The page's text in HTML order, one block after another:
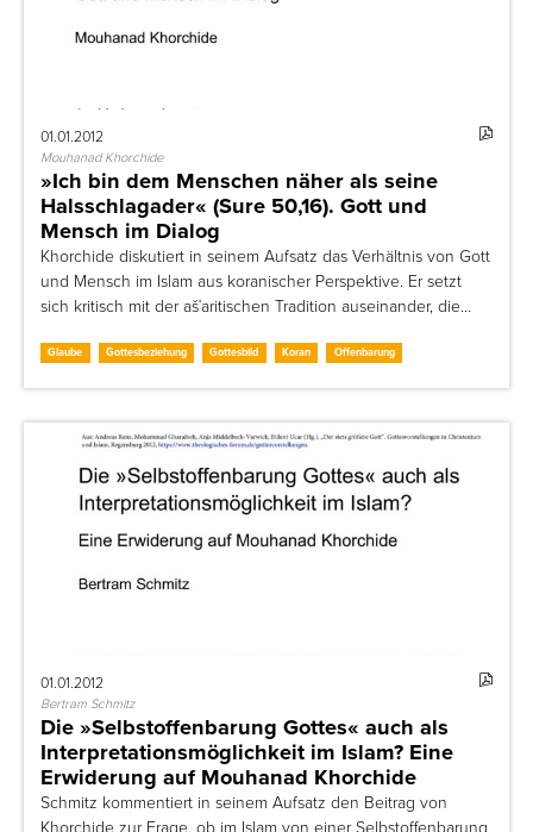
01.01.2012
Mouhanad Khorchide
»Ich bin dem Menschen näher als seine
Halsschlagader« (Sure 50,16). Gott und
Mensch im Dialog
Khorchide diskutiert in seinem Aufsatz das Verhältnis von Gott
und Mensch im Islam aus koranischer Perspektive. Er setzt
sich kritisch mit der ašʿaritischen Tradition auseinander, die…
Glaube Gottesbeziehung Gottesbild Koran Offenbarung
01.01.2012
Bertram Schmitz
Die »Selbstoffenbarung Gottes« auch als
Interpretationsmöglichkeit im Islam? Eine
Erwiderung auf Mouhanad Khorchide
Schmitz kommentiert in seinem Aufsatz den Beitrag von
Khorchide zur Frage, ob im Islam von einer Selbstoffenbarung